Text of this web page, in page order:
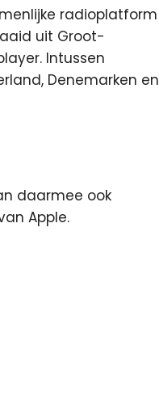
radioplatform
uit Groot-
Intussen
Denemarken en
daarmee ook
Apple.